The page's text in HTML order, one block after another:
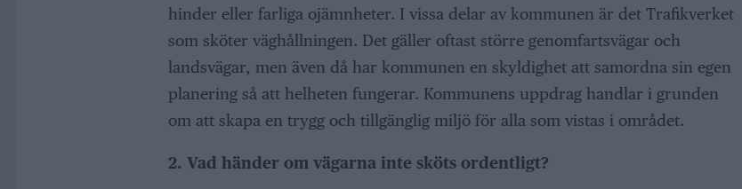
hinder eller farliga ojämnheter. I vissa delar av kommunen är det Trafikverket
som sköter väghållningen. Det gäller oftast större genomfartsvägar och
landsvägar, men även då har kommunen en skyldighet att samordna sin egen
planering så att helheten fungerar. Kommunens uppdrag handlar i grunden
om att skapa en trygg och tillgänglig miljö för alla som vistas i området.
2. Vad händer om vägarna inte sköts ordentligt?